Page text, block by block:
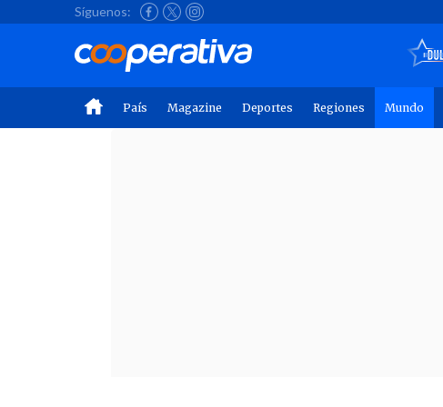
Síguenos:
País Magazine Deportes Regiones Mundo